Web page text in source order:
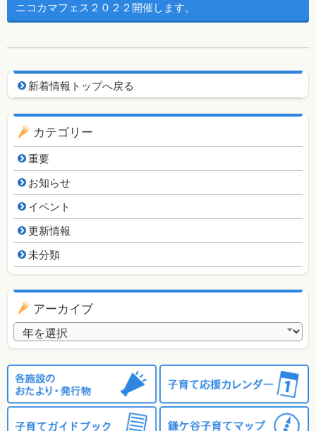
ニコカマフェス２０２２開催します。
新着情報用ナビゲーション
新着情報トップへ戻る
カテゴリー
重要
お知らせ
イベント
更新情報
未分類
アーカイブ
アーカイブ